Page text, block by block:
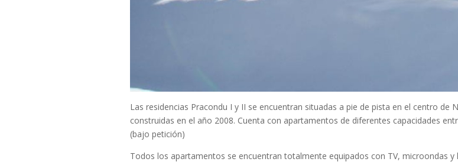
Las residencias Pracondu I y II se encuentran situadas a pie de pista en el centro
construidas en el año 2008. Cuenta con apartamentos de diferentes capacidades
(bajo petición)
Todos los apartamentos se encuentran totalmente equipados con TV, microondas y